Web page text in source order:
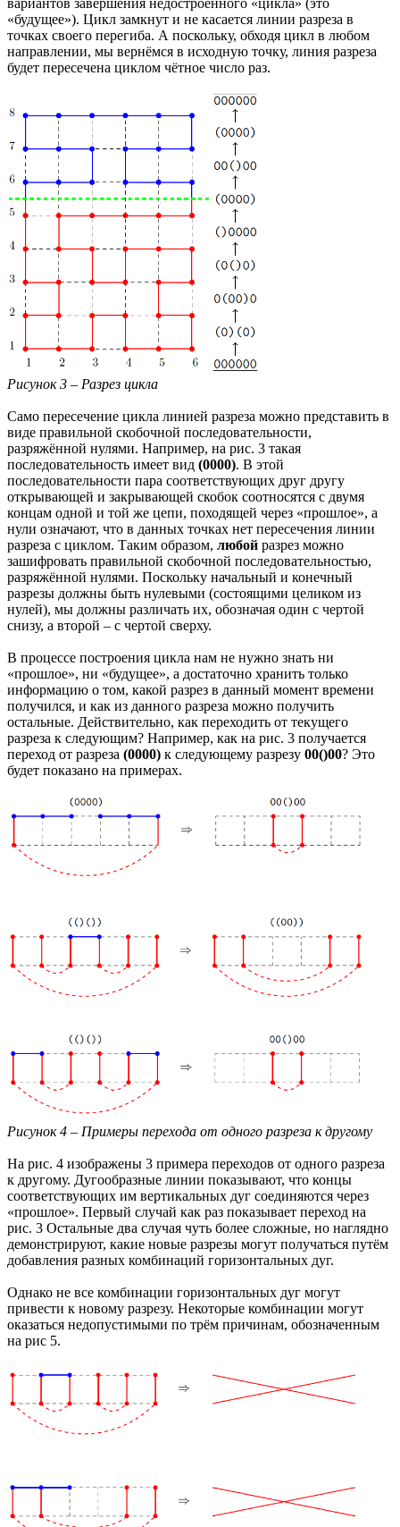
вариантов завершения недостроенного «цикла» (это
«будущее»). Цикл замкнут и не касается линии разреза в
точках своего перегиба. А поскольку, обходя цикл в любом
направлении, мы вернёмся в исходную точку, линия разреза
будет пересечена циклом чётное число раз.
Рисунок 3 – Разрез цикла
Само пересечение цикла линией разреза можно представить в
виде правильной скобочной последовательности,
разряжённой нулями. Например, на рис. 3 такая
последовательность имеет вид (0000). В этой
последовательности пара соответствующих друг другу
открывающей и закрывающей скобок соотносятся с двумя
концам одной и той же цепи, походящей через «прошлое», а
нули означают, что в данных точках нет пересечения линии
разреза с циклом. Таким образом, любой разрез можно
зашифровать правильной скобочной последовательностью,
разряжённой нулями. Поскольку начальный и конечный
разрезы должны быть нулевыми (состоящими целиком из
нулей), мы должны различать их, обозначая один с чертой
снизу, а второй – с чертой сверху.
В процессе построения цикла нам не нужно знать ни
«прошлое», ни «будущее», а достаточно хранить только
информацию о том, какой разрез в данный момент времени
получился, и как из данного разреза можно получить
остальные. Действительно, как переходить от текущего
разреза к следующим? Например, как на рис. 3 получается
переход от разреза (0000) к следующему разрезу 00()00? Это
будет показано на примерах.
Рисунок 4 – Примеры перехода от одного разреза к другому
На рис. 4 изображены 3 примера переходов от одного разреза
к другому. Дугообразные линии показывают, что концы
соответствующих им вертикальных дуг соединяются через
«прошлое». Первый случай как раз показывает переход на
рис. 3 Остальные два случая чуть более сложные, но наглядно
демонстрируют, какие новые разрезы могут получаться путём
добавления разных комбинаций горизонтальных дуг.
Однако не все комбинации горизонтальных дуг могут
привести к новому разрезу. Некоторые комбинации могут
оказаться недопустимыми по трём причинам, обозначенным
на рис 5.